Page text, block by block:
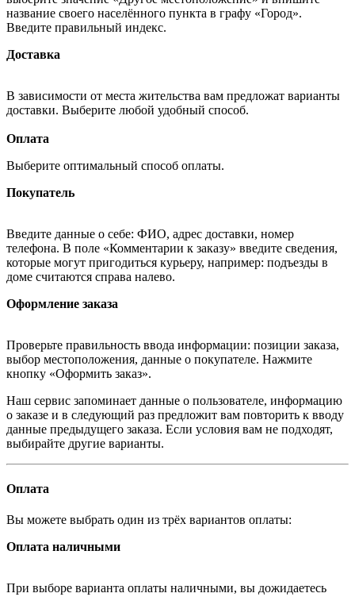
название своего населённого пункта в графу «Город».
Введите правильный индекс.
Доставка
В зависимости от места жительства вам предложат варианты
доставки. Выберите любой удобный способ.
Оплата
Выберите оптимальный способ оплаты.
Покупатель
Введите данные о себе: ФИО, адрес доставки, номер
телефона. В поле «Комментарии к заказу» введите сведения,
которые могут пригодиться курьеру, например: подъезды в
доме считаются справа налево.
Оформление заказа
Проверьте правильность ввода информации: позиции заказа,
выбор местоположения, данные о покупателе. Нажмите
кнопку «Оформить заказ».
Наш сервис запоминает данные о пользователе, информацию
о заказе и в следующий раз предложит вам повторить к вводу
данные предыдущего заказа. Если условия вам не подходят,
выбирайте другие варианты.
Оплата
Вы можете выбрать один из трёх вариантов оплаты:
Оплата наличными
При выборе варианта оплаты наличными, вы дожидаетесь